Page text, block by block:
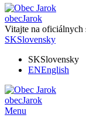
obecJarok
Vitajte na oficiálnych
SKSlovensky
SKSlovensky
ENEnglish
obecJarok
Menu